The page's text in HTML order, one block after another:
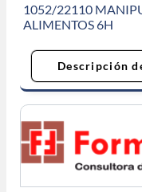
1052/22110
ALIMENTOS 6H
Descripción